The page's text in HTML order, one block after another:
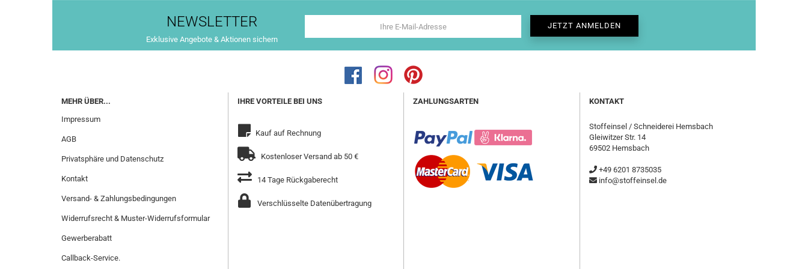
NEWSLETTER
Exklusive Angebote & Aktionen sichern
MEHR ÜBER...
Impressum
AGB
Privatsphäre und Datenschutz
Kontakt
Versand- & Zahlungsbedingungen
Widerrufsrecht & Muster-Widerrufsformular
Gewerberabatt
Callback-Service.
IHRE VORTEILE BEI UNS
Kauf auf Rechnung
Kostenloser Versand ab 50 €
14 Tage Rückgaberecht
Verschlüsselte Datenübertragung
ZAHLUNGSARTEN KONTAKT
Stoffeinsel / Schneiderei Hemsbach
Gleiwitzer Str. 14
69502 Hemsbach
+49 6201 8735035
info@stoffeinsel.de